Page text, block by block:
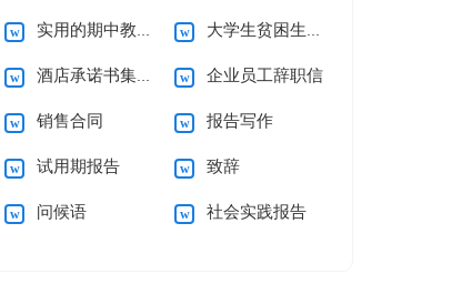
实用的期中教学总结3篇 大学生贫困生助学金申请书
酒店承诺书集锦六篇 企业员工辞职信
销售合同 报告写作
试用期报告 致辞
问候语 社会实践报告